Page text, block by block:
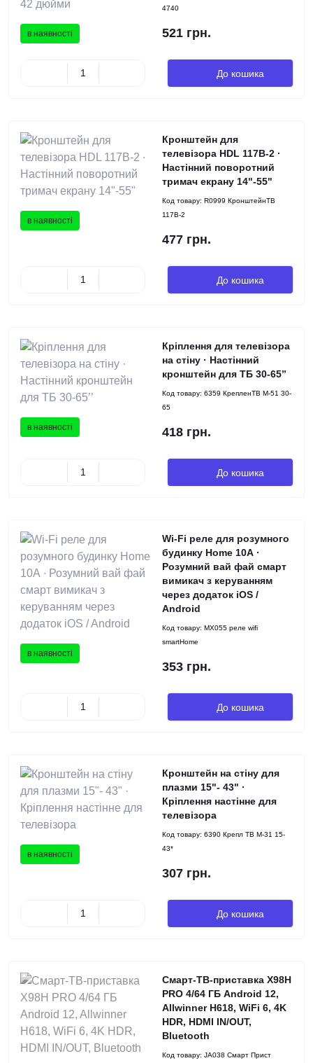
в наявності
4740
521 грн.
До кошика
в наявності
Кронштейн для
телевізора HDL 117B-2 ∙
Настінний поворотний
тримач екрану 14"-55"
Код товару: R0999 КронштейнТВ
117В-2
477 грн.
До кошика
в наявності
Кріплення для телевізора
на стіну · Настінний
кронштейн для ТБ 30-65’’
Код товару: 6359 КрепленТВ M-51 30-
65
418 грн.
До кошика
в наявності
Wi-Fi реле для розумного
будинку Home 10А ∙
Розумний вай фай смарт
вимикач з керуванням
через додаток iOS /
Android
Код товару: MX055 реле wifi
smartHome
353 грн.
До кошика
в наявності
Кронштейн на стіну для
плазми 15"- 43" ·
Кріплення настінне для
телевізора
Код товару: 6390 Крепл ТВ М-31 15-
43*
307 грн.
До кошика
Смарт-ТВ-приставка X98H
PRO 4/64 ГБ Android 12,
Allwinner H618, WiFi 6, 4K
HDR, HDMI IN/OUT,
Bluetooth
Код товару: JA038 Смарт Прист